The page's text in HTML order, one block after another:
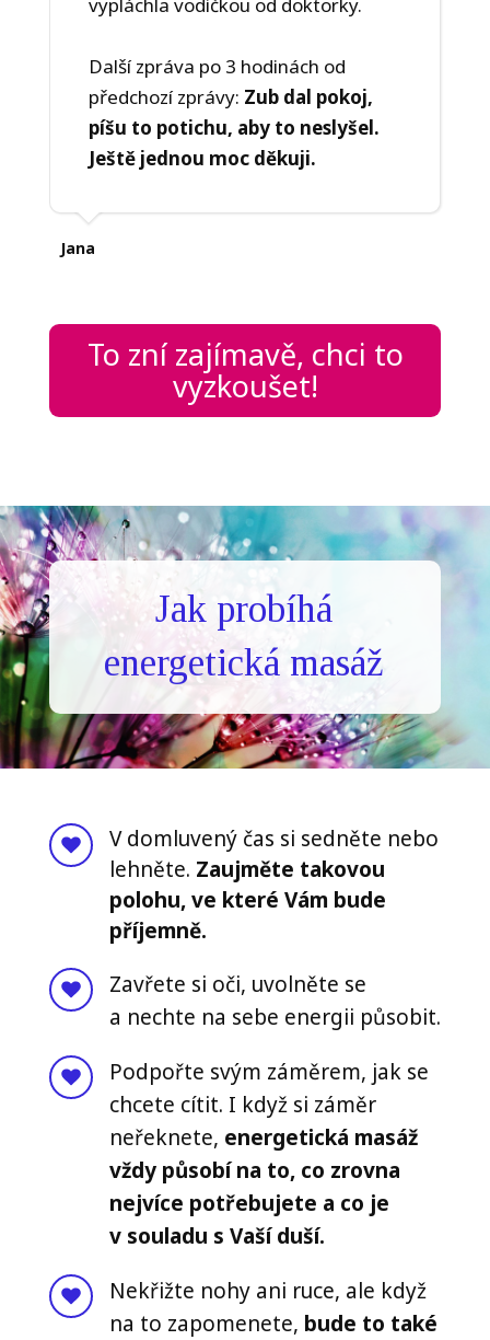
vypláchla vodičkou od doktorky.
Další zpráva po 3 hodinách od
předchozí zprávy: Zub dal pokoj,
píšu to potichu, aby to neslyšel.
Ještě jednou moc děkuji.
Jana
To zní zajímavě, chci to
vyzkoušet!
Jak probíhá
energetická masáž
V domluvený čas si sedněte nebo
lehněte. Zaujměte takovou
polohu, ve které Vám bude
příjemně.
Zavřete si oči, uvolněte se
a nechte na sebe energii působit.
Podpořte svým záměrem, jak se
chcete cítit. I když si záměr
neřeknete, energetická masáž
vždy působí na to, co zrovna
nejvíce potřebujete a co je
v souladu s Vaší duší.
Nekřižte nohy ani ruce, ale když
na to zapomenete, bude to také